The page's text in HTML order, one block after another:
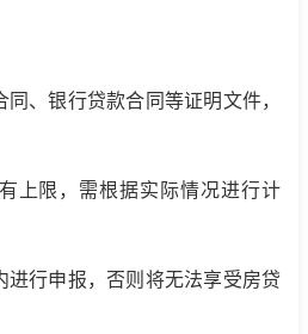
、银行贷款合同等证明文件，
上限，需根据实际情况进行计
进行申报，否则将无法享受房贷